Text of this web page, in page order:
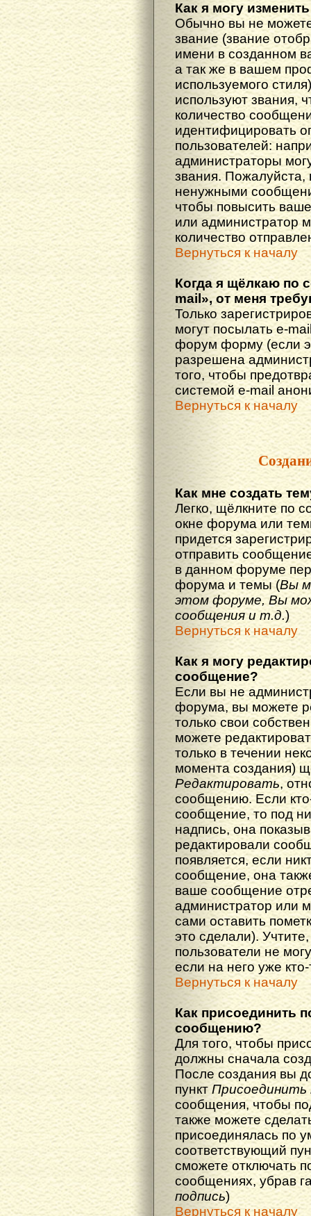
Как я могу
Обычно вы не
звание (звание
имени в созданном
а так же в вашем
используемого
используют звания,
количество
идентифицировать
пользователей:
администраторы
звания.
ненужными
чтобы повысить
или администратор
количество
Вернуться к началу
Когда я щёлкаю по
mail», от меня
Только
могут посылать e-
форум форму (если
разрешена
того, чтобы
системой e-mail
Вернуться к началу
Как мне создать
Легко, щёлкните по
окне форума или
придется
отправить
в данном форуме
форума и темы (Вы
этом форуме, Вы
сообщения и т.д.)
Вернуться к началу
Как я могу
сообщение?
Если вы не
форума, вы можете
только свои
можете
только в течении
момента создания)
Редактировать,
сообщению. Если
сообщение, то под
надпись, она
редактировали
появляется, если
сообщение, она
ваше сообщение
администратор или
сами оставить
это сделали).
пользователи не
если на него уже
Вернуться к началу
Как присоединить
сообщению?
Для того, чтобы
должны сначала
После создания вы
пункт Присоединить
сообщения, чтобы
также можете
присоединялась по
соответствующий
сможете отключать
сообщениях, убрав
подпись)
Вернуться к началу